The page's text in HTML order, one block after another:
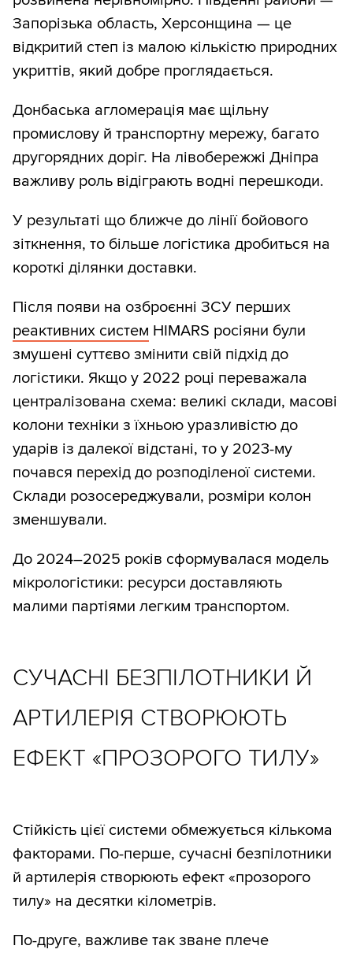
Запорізька область, Херсонщина — це
відкритий степ із малою кількістю природних
укриттів, який добре проглядається.
Донбаська агломерація має щільну
промислову й транспортну мережу, багато
другорядних доріг. На лівобережжі Дніпра
важливу роль відіграють водні перешкоди.
У результаті що ближче до лінії бойового
зіткнення, то більше логістика дробиться на
короткі ділянки доставки.
Після появи на озброєнні ЗСУ перших
реактивних систем HIMARS росіяни були
змушені суттєво змінити свій підхід до
логістики. Якщо у 2022 році переважала
централізована схема: великі склади, масові
колони техніки з їхньою уразливістю до
ударів із далекої відстані, то у 2023-му
почався перехід до розподіленої системи.
Склади розосереджували, розміри колон
зменшували.
До 2024–2025 років сформувалася модель
мікрологістики: ресурси доставляють
малими партіями легким транспортом.
СУЧАСНІ БЕЗПІЛОТНИКИ Й
АРТИЛЕРІЯ СТВОРЮЮТЬ
ЕФЕКТ «ПРОЗОРОГО ТИЛУ»
Стійкість цієї системи обмежується кількома
факторами. По-перше, сучасні безпілотники
й артилерія створюють ефект «прозорого
тилу» на десятки кілометрів.
По-друге, важливе так зване плече